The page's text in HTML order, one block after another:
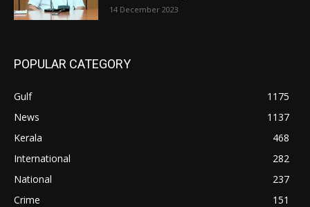
14 December 2023
POPULAR CATEGORY
Gulf
1175
News
1137
Kerala
468
International
282
National
237
Crime
151